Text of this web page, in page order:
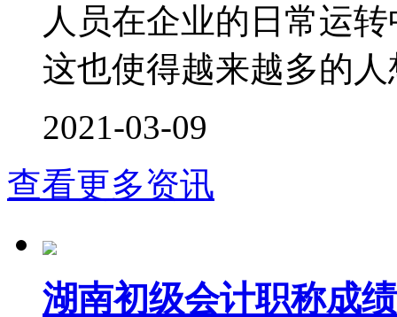
人员在企业的日常运
这也使得越来越多的
2021-03-09
查看更多资讯
湖南初级会计职称成